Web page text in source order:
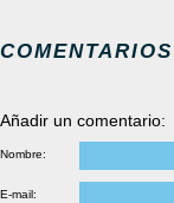
COMENTARIOS
Añadir un comentario:
Nombre:
E-mail: